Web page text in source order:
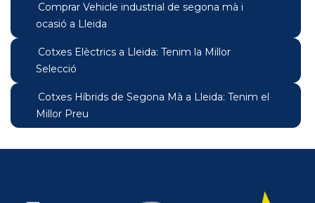
Comprar Vehicle industrial de segona mà i
ocasió a Lleida
Cotxes Elèctrics a Lleida: Tenim la Millor
Selecció
Cotxes Híbrids de Segona Mà a Lleida: Tenim el
Millor Preu